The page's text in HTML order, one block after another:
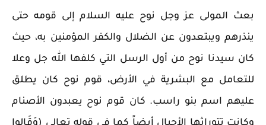
بعث المولى عز وجل نوح عليه السلام إلى قومه حتى
ينذرهم ويبتعدون عن الضلال والكفر المؤمنين به، حيث
كان سيدنا نوح من أول الرسل التي كلفها الله جل وعلا
للتعامل مع البشرية في الأرض، قوم نوح كان يطلق
عليهم اسم بنو راسب. كان قوم نوح يعبدون الأصنام